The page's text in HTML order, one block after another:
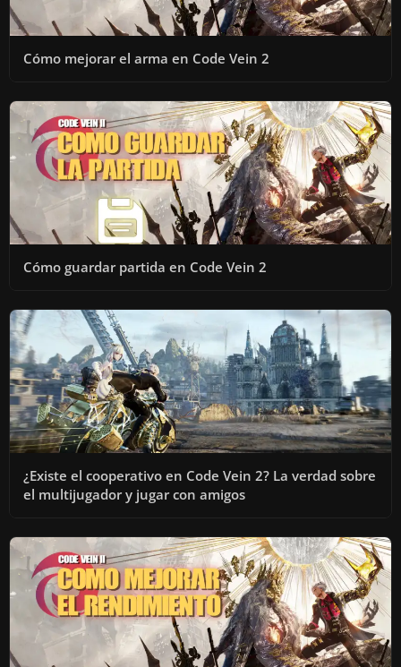
Cómo mejorar el arma en Code Vein 2
Cómo guardar partida en Code Vein 2
¿Existe el cooperativo en Code Vein 2? La verdad sobre
el multijugador y jugar con amigos